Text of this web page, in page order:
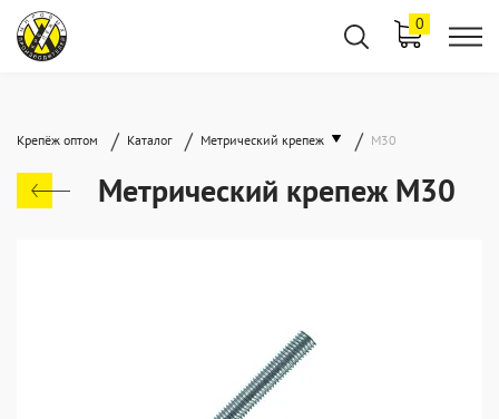
0
Крепёж оптом / Каталог / Метрический крепеж / М30
Метрический крепеж М30